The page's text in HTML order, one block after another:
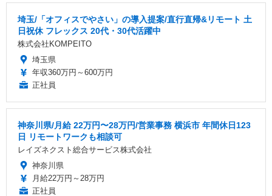
埼玉/「オフィスでやさい」の導入提案/直行直帰&リモート 土
日祝休 フレックス 20代・30代活躍中
株式会社KOMPEITO
埼玉県
年収360万円～600万円
正社員
神奈川県/月給 22万円〜28万円/営業事務 横浜市 年間休日123
日 リモートワークも相談可
レイズネクスト総合サービス株式会社
神奈川県
月給22万円～28万円
正社員